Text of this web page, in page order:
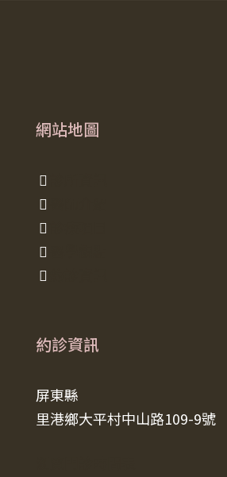
網站地圖
約診資訊
屏東縣
里港鄉大平村中山路109-9號